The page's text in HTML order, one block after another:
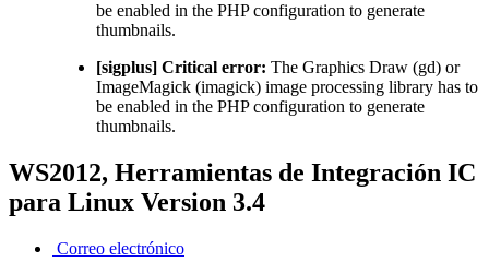
be enabled in the PHP configuration to generate
thumbnails.
[sigplus] Critical error: The Graphics Draw (gd) or
ImageMagick (imagick) image processing library has to
be enabled in the PHP configuration to generate
thumbnails.
WS2012, Herramientas de Integración IC
para Linux Version 3.4
Correo electrónico